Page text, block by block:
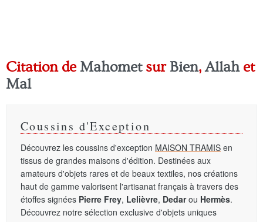
Citation de Mahometsur Bien,Allahet
Mal
Coussins d'Exception
Découvrez les coussins d'exception MAISON TRAMIS en
tissus de grandes maisons d'édition. Destinées aux
amateurs d'objets rares et de beaux textiles, nos créations
haut de gamme valorisent l'artisanat français à travers des
étoffes signées Pierre Frey, Lelièvre, Dedarou Hermès.
Découvrez notre sélection exclusive d'objets uniques